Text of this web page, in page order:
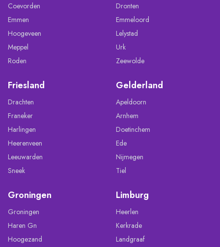
Coevorden
Emmen
Hoogeveen
Meppel
Roden
Dronten
Emmeloord
Lelystad
Urk
Zeewolde
Friesland
Drachten
Franeker
Harlingen
Heerenveen
Leeuwarden
Sneek
Gelderland
Apeldoorn
Arnhem
Doetinchem
Ede
Nijmegen
Tiel
Groningen
Groningen
Haren Gn
Hoogezand
Limburg
Heerlen
Kerkrade
Landgraaf